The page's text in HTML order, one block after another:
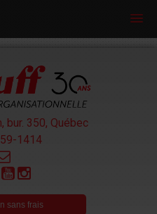
bur. 350, Québec
1414
sans frais